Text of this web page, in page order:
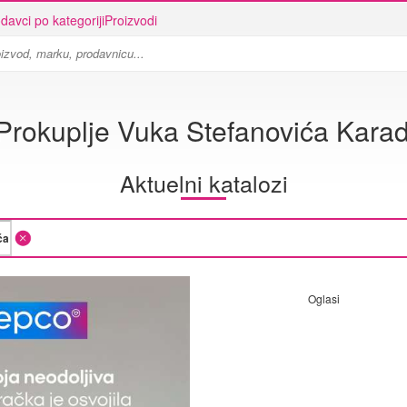
po kategorijiProizvodi
Vuka Stefanovića
Aktuelni katalozi
Oglasi